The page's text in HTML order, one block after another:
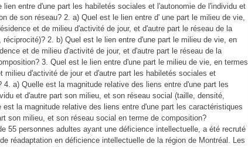
lien entre d'une part les habiletés sociales et l'autonomie de l'individu et
de son réseau? 2. a) Quel est le lien entre d' une part le milieu de vie,
et de milieu d'activité de jour, et d'autre part le réseau de la
réciprocité)? 2. b) Quel est le lien entre d'une part le milieu de vie, en
et de milieu d'activité de jour, et d'autre part le réseau de la
3. Quel est le lien entre d'une part le milieu de vie, en termes
milieu d'activité de jour et d'autre part les habiletés sociales et
4. a) Quelle est la magnitude relative des liens entre d'une part les
et d'autre part son milieu, et son réseau social (taille, densité,
est la magnitude relative des liens entre d'une part les caractéristiques
son milieu, et son réseau social en terme de composition?
55 personnes adultes ayant une déficience intellectuelle, a été recruté
réadaptation en déficience intellectuelle de la région de Montréal. Les